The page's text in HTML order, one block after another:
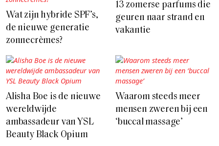
Wat zijn hybride SPF’s,
de nieuwe generatie
zonnecrèmes?
13 zomerse parfums die
geuren naar strand en
vakantie
Alisha Boe is de nieuwe
wereldwijde
ambassadeur van YSL
Beauty Black Opium
Waarom steeds meer
mensen zweren bij een
‘buccal massage’